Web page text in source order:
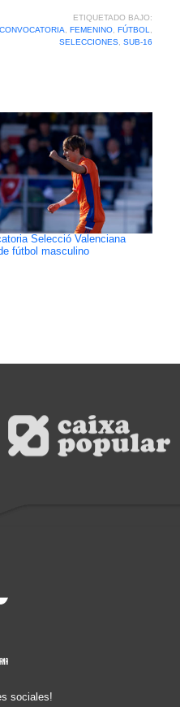
ETIQUETADO BAJO:
CONVOCATORIA FEMENINO, FÚTBOL
SELECCIONES, SUB-16
Selecció Valenciana
fútbol masculino
sociales!